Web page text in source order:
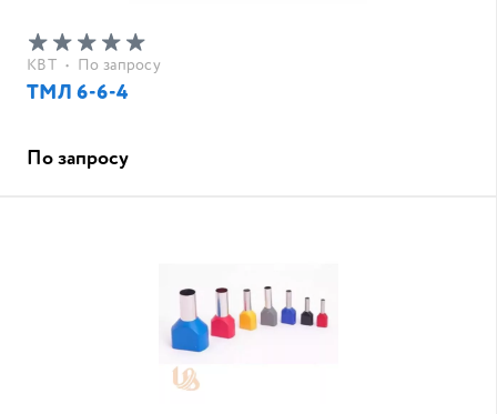
КВТ • По запросу
ТМЛ 6-6-4
По запросу